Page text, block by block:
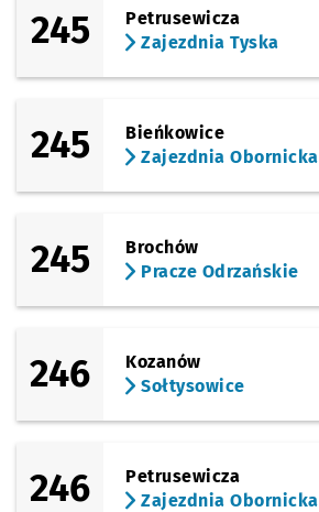
245
Petrusewicza
Zajezdnia Tyska
245
Bieńkowice
Zajezdnia Obornicka
245
Brochów
Pracze Odrzańskie
246
Kozanów
Sołtysowice
246
Petrusewicza
Zajezdnia Obornicka